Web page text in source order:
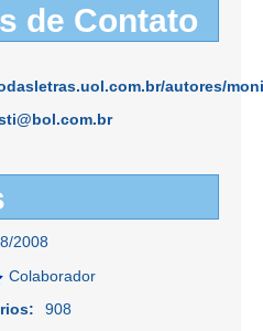
de Contato
autores/
2008
Colaborador
908